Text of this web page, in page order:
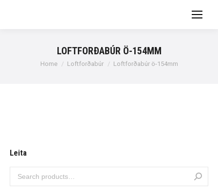
LOFTFORÐABÚR Ö-154MM
You are here:
Home Loftforðabúr Loftforðabúr ö-154mm
Leita